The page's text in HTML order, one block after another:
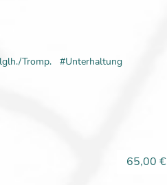
Tromp. #Unterhaltung
65,00 €